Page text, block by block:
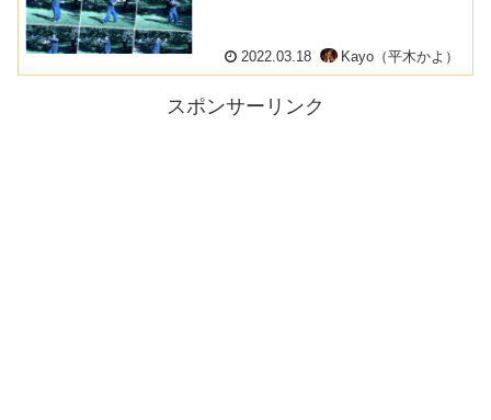
2022.03.18 Kayo（平木かよ）
スポンサーリンク